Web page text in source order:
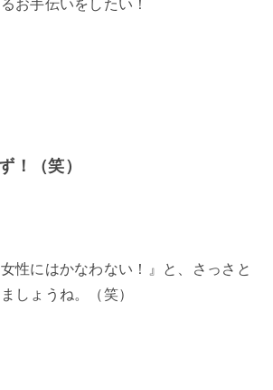
お手伝いをしたい！
！（笑）
性にはかなわない！』と、さっさと
しょうね。（笑）